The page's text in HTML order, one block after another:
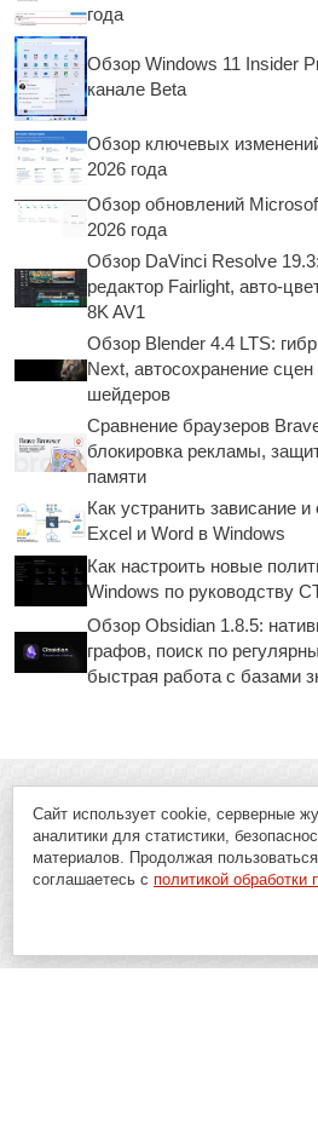
года
Обзор Windows 11 Insider
канале Beta
Обзор ключевых
2026 года
Обзор обновлений
2026 года
Обзор DaVinci Resolve
редактор Fairlight, авто-
8K AV1
Обзор Blender 4.4 LTS:
Next, автосохранение
шейдеров
Сравнение браузеров
блокировка рекламы,
памяти
Как устранить зависание
Excel и Word в Windows
Как настроить новые
Windows по руководству
Обзор Obsidian 1.8.5:
графов, поиск по
быстрая работа с базами
Сайт использует cookie, серверные
аналитики для статистики,
материалов. Продолжая
соглашаетесь с политикой